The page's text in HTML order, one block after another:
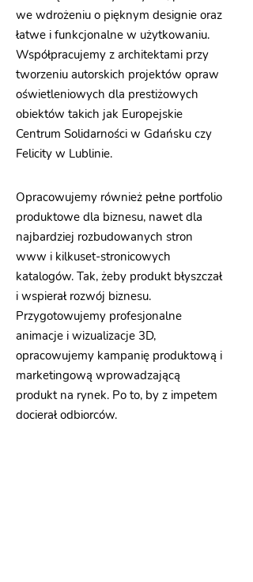
we wdrożeniu o pięknym designie oraz
łatwe i funkcjonalne w użytkowaniu.
Współpracujemy z architektami przy
tworzeniu autorskich projektów opraw
oświetleniowych dla prestiżowych
obiektów takich jak Europejskie
Centrum Solidarności w Gdańsku czy
Felicity w Lublinie.
Opracowujemy również pełne portfolio
produktowe dla biznesu, nawet dla
najbardziej rozbudowanych stron
www i kilkuset-stronicowych
katalogów. Tak, żeby produkt błyszczał
i wspierał rozwój biznesu.
Przygotowujemy profesjonalne
animacje i wizualizacje 3D,
opracowujemy kampanię produktową i
marketingową wprowadzającą
produkt na rynek. Po to, by z impetem
docierał odbiorców.